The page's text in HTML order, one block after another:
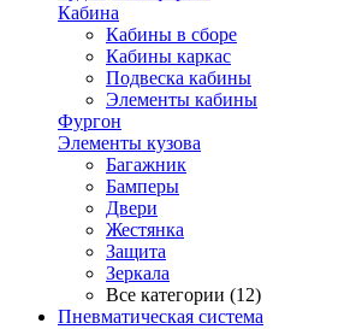
Кабина
Кабины в сборе
Кабины каркас
Подвеска кабины
Элементы кабины
Фургон
Элементы кузова
Багажник
Бамперы
Двери
Жестянка
Защита
Зеркала
Все категории (12)
Пневматическая система